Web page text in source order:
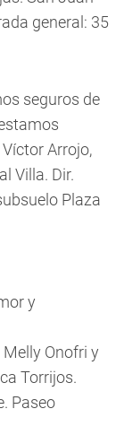
general: 35
seguros de
Arrojo,
Villa. Dir.
Plaza
y
Melly Onofri y
Torrijos.
Paseo